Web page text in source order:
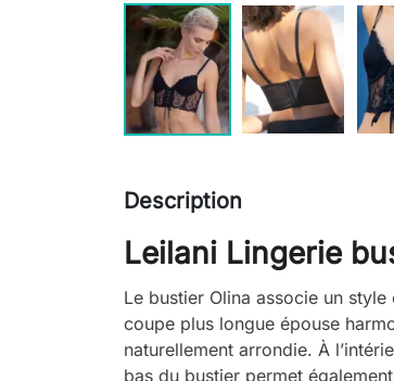
Description
Leilani Lingerie
Le bustier Olina associe un
coupe plus longue épouse
naturellement arrondie. À
bas du bustier permet